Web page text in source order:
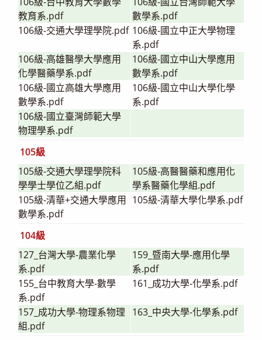
教育系.pdf
數學系.pdf
106級-交通大學理學院.pdf 106級-國立中正大學物理
系.pdf
106級-高雄醫學大學應用
化學醫藥學系.pdf
106級-國立中山大學應用
數學系.pdf
106級-國立高雄大學應用
數學系.pdf
106級-國立中山大學化學
系.pdf
106級-國立臺灣師範大學
物理學系.pdf
105級
105級-交通大學理學院科
學學士學位乙組.pdf
105級-高醫醫藥和應用化
學系醫藥化學組.pdf
105級-清華+交通大學應用
數學系.pdf
105級-清華大學化學系.pdf
104級
127_台灣大學-農業化學
系.pdf
159_暨南大學-應用化學
系.pdf
155_台中教育大學-數學
系.pdf
161_成功大學-化學系.pdf
157_成功大學-物理系物理
組.pdf
163_中央大學-化學系.pdf